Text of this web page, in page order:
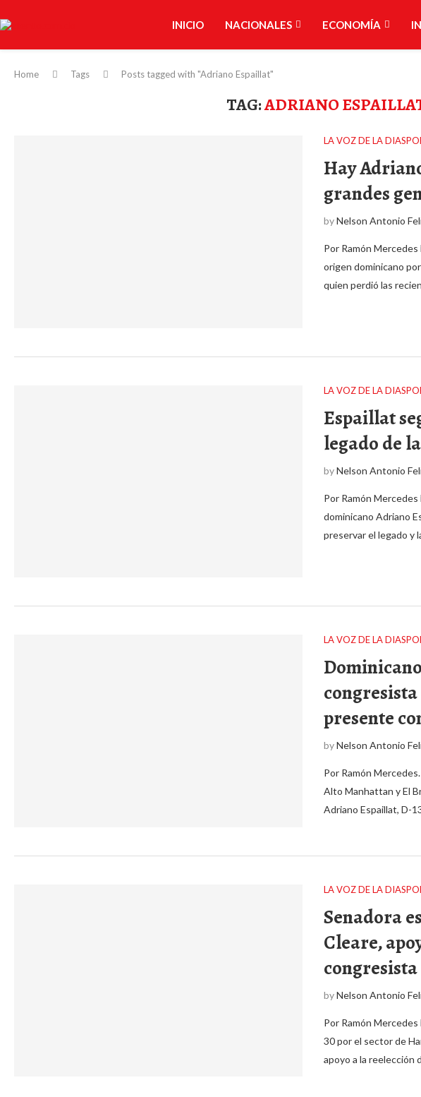
INICIO NACIONALES ECONOMÍA
Home Tags Posts tagged with "Adriano Espaillat"
TAG:ADRIANO
LA VOZ DE LA
Hay
grandes
byNelson Antonio
Por Ramón
origen dominicano
quien perdió las
LA VOZ DE LA
Espaillat
legado de
byNelson Antonio
Por Ramón
dominicano Adriano
preservar el legado y
LA VOZ DE LA
presente
byNelson Antonio
Por Ramón
Alto Manhattan y El
Adriano Espaillat, D-
LA VOZ DE LA
Senadora
Cleare,
byNelson Antonio
Por Ramón
30 por el sector de
apoyo a la reelección